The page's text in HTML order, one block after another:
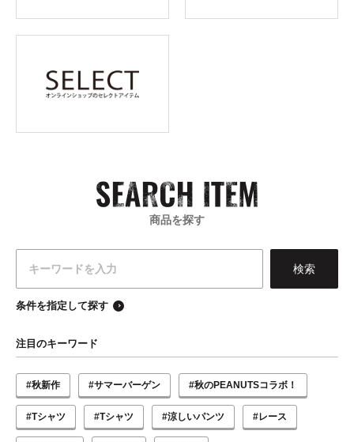
商品を探す
条件を指定して探す
注目のキーワード
#秋新作 #サマーバーゲン #秋のPEANUTSコラボ！
#Tシャツ #Tシャツ #涼しいパンツ #レース